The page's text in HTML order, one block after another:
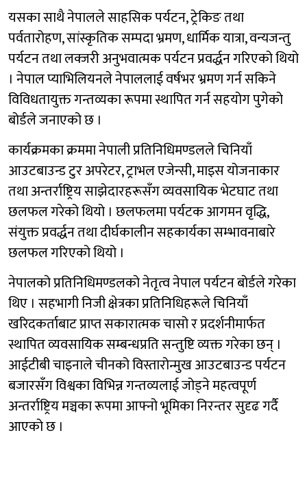
यसका साथै नेपालले साहसिक पर्यटन, ट्रेकिङ तथा
पर्वतारोहण, सांस्कृतिक सम्पदा भ्रमण, धार्मिक यात्रा, वन्यजन्तु
पर्यटन तथा लक्जरी अनुभवात्मक पर्यटन प्रवर्द्धन गरिएको थियो
। नेपाल प्याभिलियनले नेपाललाई वर्षभर भ्रमण गर्न सकिने
विविधतायुक्त गन्तव्यका रूपमा स्थापित गर्न सहयोग पुगेको
बोर्डले जनाएको छ ।
कार्यक्रमका क्रममा नेपाली प्रतिनिधिमण्डलले चिनियाँ
आउटबाउन्ड टुर अपरेटर, ट्राभल एजेन्सी, माइस योजनाकार
तथा अन्तर्राष्ट्रिय साझेदारहरूसँग व्यवसायिक भेटघाट तथा
छलफल गरेको थियो । छलफलमा पर्यटक आगमन वृद्धि,
संयुक्त प्रवर्द्धन तथा दीर्घकालीन सहकार्यका सम्भावनाबारे
छलफल गरिएको थियो ।
नेपालको प्रतिनिधिमण्डलको नेतृत्व नेपाल पर्यटन बोर्डले गरेका
थिए । सहभागी निजी क्षेत्रका प्रतिनिधिहरूले चिनियाँ
खरिदकर्ताबाट प्राप्त सकारात्मक चासो र प्रदर्शनीमार्फत
स्थापित व्यवसायिक सम्बन्धप्रति सन्तुष्टि व्यक्त गरेका छन् ।
आईटीबी चाइनाले चीनको विस्तारोन्मुख आउटबाउन्ड पर्यटन
बजारसँग विश्वका विभिन्न गन्तव्यलाई जोड्ने महत्वपूर्ण
अन्तर्राष्ट्रिय मञ्चका रूपमा आफ्नो भूमिका निरन्तर सुदृढ गर्दै
आएको छ ।